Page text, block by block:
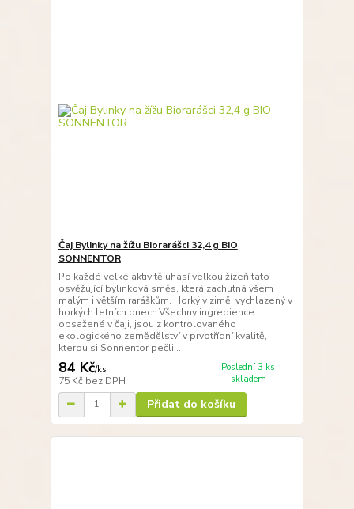
Čaj Bylinky na žížu Biorarášci 32,4 g BIO
SONNENTOR
Po každé velké aktivitě uhasí velkou žízeň tato
osvěžující bylinková směs, která zachutná všem
malým i větším raráškům. Horký v zimě, vychlazený v
horkých letních dnech.Všechny ingredience
obsažené v čaji, jsou z kontrolovaného
ekologického zemědělství v prvotřídní kvalitě,
kterou si Sonnentor pečli...
84 Kč/ks
75 Kč bez DPH
Poslední 3 ks
skladem
Přidat do košíku